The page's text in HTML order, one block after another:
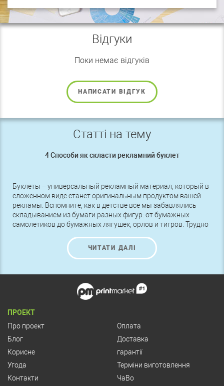
Відгуки
Поки немає відгуків
НАПИСАТИ ВІДГУК
Статті на тему
4 Способи як скласти рекламний буклет
Буклеты – универсальный рекламный материал, который в
сложенном виде станет оригинальным продуктом вашей
рекламы. Вспомните, как в детстве все мы забавлялись
складыванием из бумаги разных фигур: от бумажных
самолетиков до бумажных лягушек, орлов и тигров. Трудно
листов бумаги. А великое японское искусство – оригами.
Развиваясь в течение тысячелетий, оно превратилось в
ЧИТАТИ ДАЛІ
ПРОЕКТ
Про проект
Блог
Корисне
Угода
Контакти
Оплата
Доставка
гарантії
Терміни виготовлення
ЧаВо